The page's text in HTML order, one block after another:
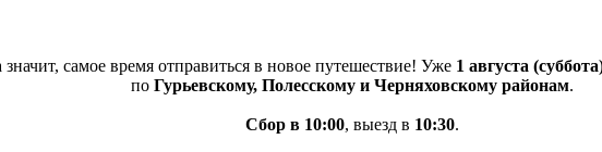
самое время отправиться в новое путешествие! Уже 1 августа (суббота
по Гурьевскому, Полесскому и Черняховскому районам.
Сбор в 10:00, выезд в 10:30.